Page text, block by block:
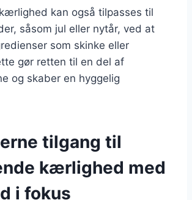
kan også tilpasses til
såsom jul eller nytår, ved at
som skinke eller
gør retten til en del af
og skaber en hyggelig
tilgang til
kærlighed med
i fokus